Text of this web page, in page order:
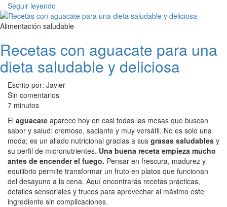
Seguir leyendo
Alimentación saludable
Recetas con aguacate para una
dieta saludable y deliciosa
Escrito por: Javier
Sin comentarios
7 minutos
El aguacate aparece hoy en casi todas las mesas que buscan
sabor y salud: cremoso, saciante y muy versátil. No es solo una
moda; es un aliado nutricional gracias a sus grasas saludables y
su perfil de micronutrientes. Una buena receta empieza mucho
antes de encender el fuego. Pensar en frescura, madurez y
equilibrio permite transformar un fruto en platos que funcionan
del desayuno a la cena. Aquí encontrarás recetas prácticas,
detalles sensoriales y trucos para aprovechar al máximo este
ingrediente sin complicaciones.